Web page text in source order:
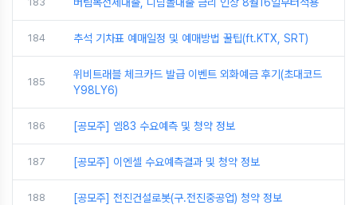
184 추석 기차표 예매일정 및 예매방법 꿀팁(ft.KTX, SRT)
185
위비트래블 체크카드 발급 이벤트 외화예금 후기(초대코드
Y98LY6)
186 [공모주] 엠83 수요예측 및 청약 정보
187 [공모주] 이엔셀 수요예측결과 및 청약 정보
188 [공모주] 전진건설로봇(구.전진중공업) 청약 정보